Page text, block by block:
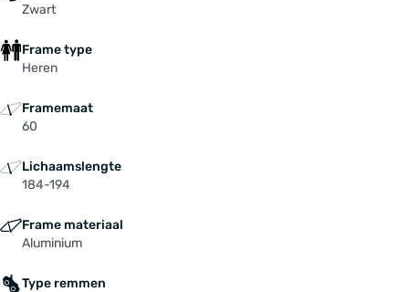
Zwart
Frame type
Heren
Framemaat
60
Lichaamslengte
184-194
Frame materiaal
Aluminium
Type remmen